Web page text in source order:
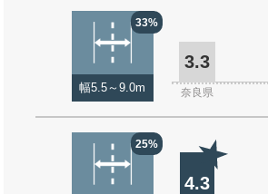
33%
幅5.5～9.0m
3.3
奈良県
25%
4.3